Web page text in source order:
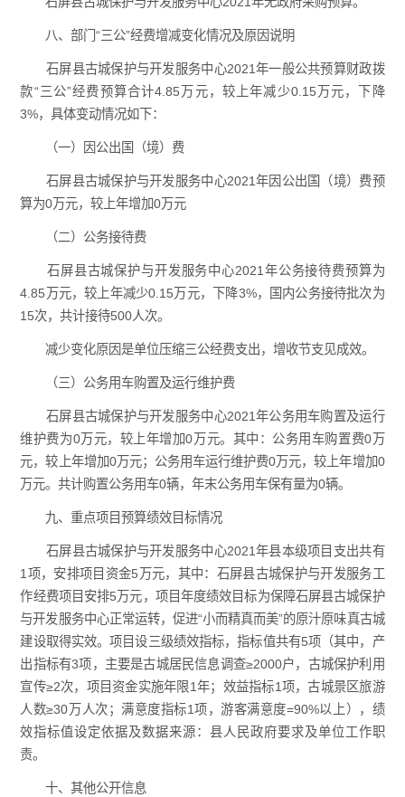
八、部门“三公”经费增减变化情况及原因说明
石屏县古城保护与开发服务中心2021年一般公共预算财政拨
款“三公”经费预算合计4.85万元，较上年减少0.15万元，下降
3%，具体变动情况如下：
（一）因公出国（境）费
石屏县古城保护与开发服务中心2021年因公出国（境）费预
算为0万元，较上年增加0万元
（二）公务接待费
石屏县古城保护与开发服务中心2021年公务接待费预算为
4.85万元，较上年减少0.15万元，下降3%，国内公务接待批次为
15次，共计接待500人次。
减少变化原因是单位压缩三公经费支出，增收节支见成效。
（三）公务用车购置及运行维护费
石屏县古城保护与开发服务中心2021年公务用车购置及运行
维护费为0万元，较上年增加0万元。其中：公务用车购置费0万
元，较上年增加0万元；公务用车运行维护费0万元，较上年增加0
万元。共计购置公务用车0辆，年末公务用车保有量为0辆。
九、重点项目预算绩效目标情况
石屏县古城保护与开发服务中心2021年县本级项目支出共有
1项，安排项目资金5万元，其中：石屏县古城保护与开发服务工
作经费项目安排5万元，项目年度绩效目标为保障石屏县古城保护
与开发服务中心正常运转，促进“小而精真而美”的原汁原味真古城
建设取得实效。项目设三级绩效指标，指标值共有5项（其中，产
出指标有3项，主要是古城居民信息调查≥2000户，古城保护利用
宣传≥2次，项目资金实施年限1年；效益指标1项，古城景区旅游
人数≥30万人次；满意度指标1项，游客满意度=90%以上），绩
效指标值设定依据及数据来源：县人民政府要求及单位工作职
责。
十、其他公开信息